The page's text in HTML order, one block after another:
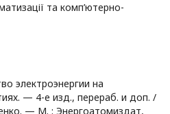
та комп’ютерно-
электроэнергии на
— 4-е изд., перераб. и доп. /
— М. : Энергоатомиздат,